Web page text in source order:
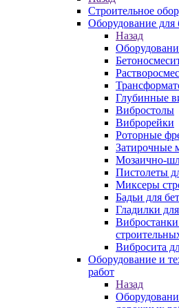
Строительное
Оборудование для
Назад
Глубинные
Вибростолы
Виброрейки
Роторные
Затирочные
Мозаично-
Пистолеты
Миксеры
Бадьи для
Гладилки
Вибростанки
Вибросита
Оборудование и
работ
Назад